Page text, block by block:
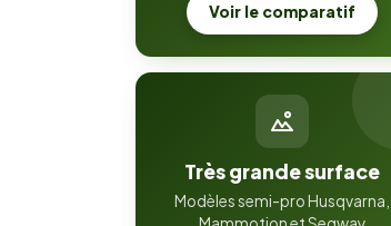
Voir le comparatif
Très grande surface
Modèles semi-pro Husqvarna,